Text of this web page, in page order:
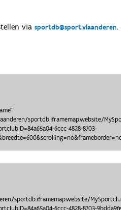
via sportdb@sport.vlaanderen.
sportdb.iframemap.website/
6ccc-4828-8703-
sportdb.iframemap.website/